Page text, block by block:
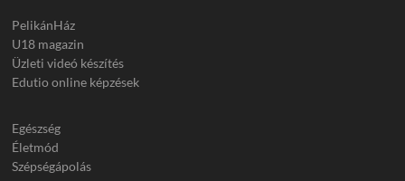
PelikánHáz
U18 magazin
Üzleti videó készítés
Edutio online képzések
Egészség
Életmód
Szépségápolás